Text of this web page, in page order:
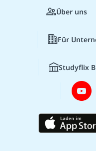
Über uns
Für
Studyflix